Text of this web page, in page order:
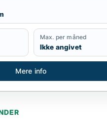
Max. per måned
Ikke angivet
Mere info